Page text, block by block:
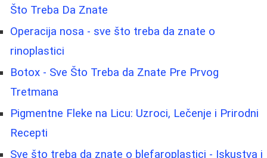
Što Treba Da Znate
Operacija nosa - sve što treba da znate o
rinoplastici
Botox - Sve Što Treba da Znate Pre Prvog
Tretmana
Pigmentne Fleke na Licu: Uzroci, Lečenje i Prirodni
Recepti
Sve što treba da znate o blefaroplastici - Iskustva i